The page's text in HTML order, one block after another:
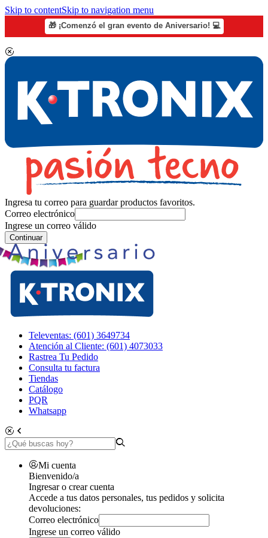
Skip to contentSkip to navigation menu
🎁 ¡Comenzó el gran evento de Aniversario! 💻
Ingresa tu correo para guardar productos favoritos.
Correo electrónico
Ingrese un correo válido
Continuar
Televentas: (601) 3649734
Atención al Cliente: (601) 4073033
Rastrea Tu Pedido
Consulta tu factura
Tiendas
Catálogo
PQR
Whatsapp
Mi cuenta
Bienvenido/a
Ingresar o crear cuenta
Accede a tus datos personales, tus pedidos y solicita
devoluciones:
Correo electrónico
Ingrese un correo válido